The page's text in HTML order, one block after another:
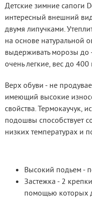
Детские зимние сапоги
интересный внешний
двумя липучками.
на основе натуральной
выдерживать морозы до
очень легкие, вес до 400
Верх обуви - не
имеющий высокие
свойства. Термокаучук,
подошвы способствует
низких температурах и
Высокий подьем -
Застежка - 2
помощью которых